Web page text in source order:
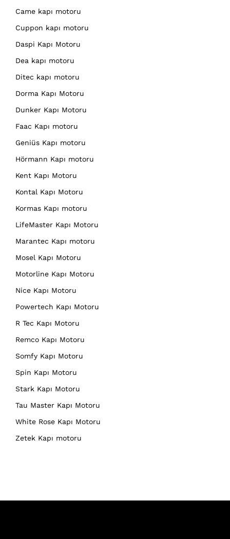
Came kapı motoru
Cuppon kapı motoru
Daspi Kapı Motoru
Dea kapı motoru
Ditec kapı motoru
Dorma Kapı Motoru
Dunker Kapı Motoru
Faac Kapı motoru
Geniüs Kapı motoru
Hörmann Kapı motoru
Kent Kapı Motoru
Kontal Kapı Motoru
Kormas Kapı motoru
LifeMaster Kapı Motoru
Marantec Kapı motoru
Mosel Kapı Motoru
Motorline Kapı Motoru
Nice Kapı Motoru
Powertech Kapı Motoru
R Tec Kapı Motoru
Remco Kapı Motoru
Somfy Kapı Motoru
Spin Kapı Motoru
Stark Kapı Motoru
Tau Master Kapı Motoru
White Rose Kapı Motoru
Zetek Kapı motoru